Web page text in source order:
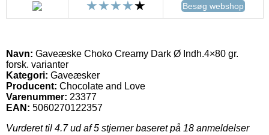
Besøg webshop
Navn: Gaveæske Choko Creamy Dark Ø Indh.4×80 gr.
forsk. varianter
Kategori: Gaveæsker
Producent: Chocolate and Love
Varenummer: 23377
EAN: 5060270122357
Vurderet til 4.7ud af 5 stjerner baseret på 18 anmeldelser